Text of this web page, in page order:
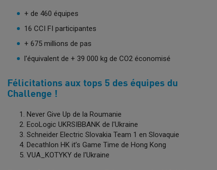
+ de 460 équipes
16 CCI FI participantes
+ 675 millions de pas
l'équivalent de + 39 000 kg de CO2 économisé
Félicitations aux tops 5 des équipes du
Challenge !
Never Give Up de la Roumanie
EcoLogic UKRSIBBANK de l'Ukraine
Schneider Electric Slovakia Team 1 en Slovaquie
Decathlon HK it’s Game Time de Hong Kong
VUA_KOTYKY de l'Ukraine